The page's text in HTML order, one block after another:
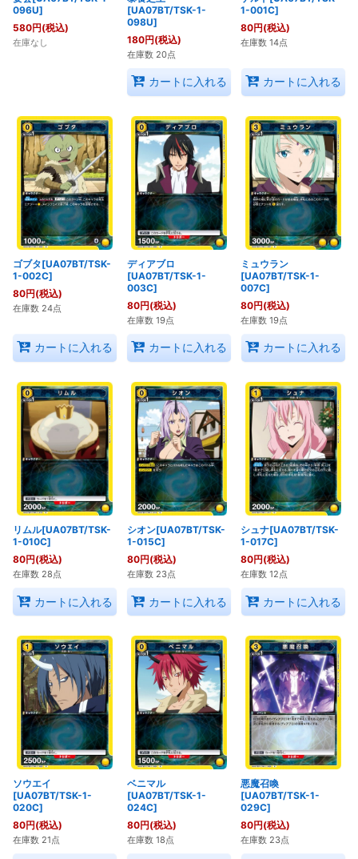
096U]
580円(税込)
在庫なし
[UA07BT/TSK-1-
098U]
180円(税込)
在庫数 20点
カートに入れる
1-001C]
80円(税込)
在庫数 14点
カートに入れる
ゴブタ[UA07BT/TSK-
1-002C]
80円(税込)
在庫数 24点
カートに入れる
ディアブロ
[UA07BT/TSK-1-
003C]
80円(税込)
在庫数 19点
カートに入れる
ミュウラン
[UA07BT/TSK-1-
007C]
80円(税込)
在庫数 19点
カートに入れる
リムル[UA07BT/TSK-
1-010C]
80円(税込)
在庫数 28点
カートに入れる
シオン[UA07BT/TSK-
1-015C]
80円(税込)
在庫数 23点
カートに入れる
シュナ[UA07BT/TSK-
1-017C]
80円(税込)
在庫数 12点
カートに入れる
ソウエイ
[UA07BT/TSK-1-
020C]
80円(税込)
在庫数 21点
ベニマル
[UA07BT/TSK-1-
024C]
80円(税込)
在庫数 18点
悪魔召喚
[UA07BT/TSK-1-
029C]
80円(税込)
在庫数 23点